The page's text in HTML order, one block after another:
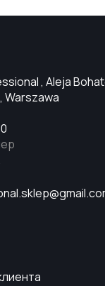
, Aleja
Warszawa